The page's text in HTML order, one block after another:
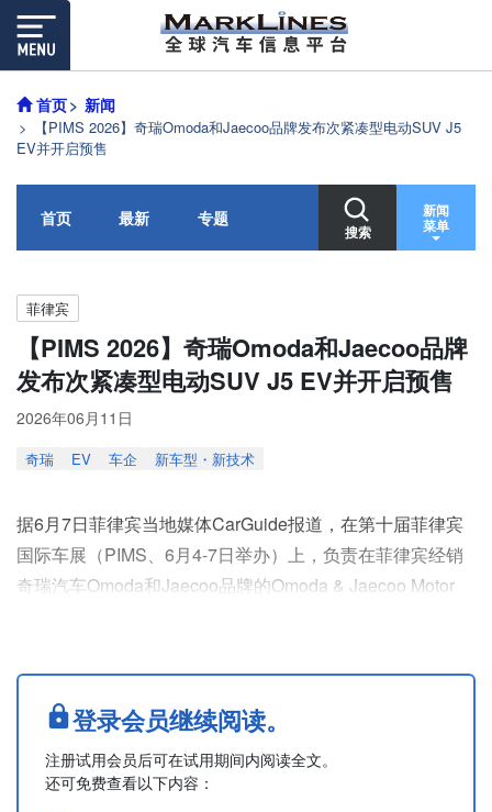
首页 新闻
【PIMS 2026】奇瑞Omoda和Jaecoo品牌发布次紧凑型电动SUV J5
EV并开启预售
首页 最新 专题
搜索
新闻
菜单
菲律宾
【PIMS 2026】奇瑞Omoda和Jaecoo品牌
发布次紧凑型电动SUV J5 EV并开启预售
2026年06月11日
奇瑞 EV 车企 新车型・新技术
据6月7日菲律宾当地媒体CarGuide报道，在第十届菲律宾
国际车展（PIMS、6月4-7日举办）上，负责在菲律宾经销
奇瑞汽车Omoda和Jaecoo品牌的Omoda & Jaecoo Motor
该车车身尺寸为长4,380mm、宽1,860mm、高1,650mm、
轴距2,620mm。
该车前部搭载最大输出功率为208hp的电机，组配....
登录会员继续阅读。
注册试用会员后可在试用期间内阅读全文。
还可免费查看以下内容：